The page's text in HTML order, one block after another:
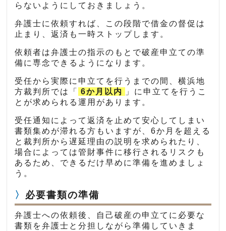
らないようにしておきましょう。
弁護士に依頼すれば、この段階で借金の督促は
止まり、返済も一時ストップします。
依頼者は弁護士の指示のもとで破産申立ての準
備に専念できるようになります。
受任から実際に申立てを行うまでの間、横浜地
方裁判所では「
6か月以内
」に申立てを行うこ
とが求められる運用があります。
受任通知によって返済を止めて安心してしまい
書類集めが滞れる方もいますが、6か月を超える
と裁判所から遅延理由の説明を求められたり、
場合によっては管財事件に移行されるリスクも
あるため、できるだけ早めに準備を進めましょ
う。
必要書類の準備
弁護士への依頼後、自己破産の申立てに必要な
書類を弁護士と分担しながら準備していきま